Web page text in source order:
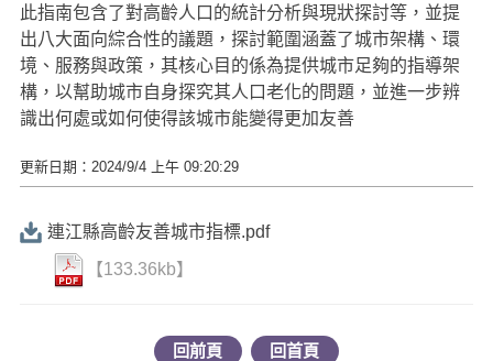
此指南包含了對高齡人口的統計分析與現狀探討等，並提
出八大面向綜合性的議題，探討範圍涵蓋了城市架構、環
境、服務與政策，其核心目的係為提供城市足夠的指導架
構，以幫助城市自身探究其人口老化的問題，並進一步辨
識出何處或如何使得該城市能變得更加友善
更新日期：2024/9/4 上午 09:20:29
連江縣高齡友善城市指標.pdf
【133.36kb】
回前頁 回首頁